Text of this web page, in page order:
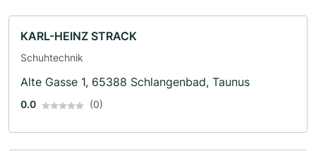
KARL-HEINZ STRACK
Schuhtechnik
Alte Gasse 1, 65388 Schlangenbad, Taunus
0.0 (0)